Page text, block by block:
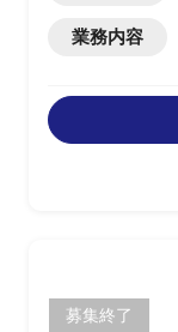
業務内容
募集終了